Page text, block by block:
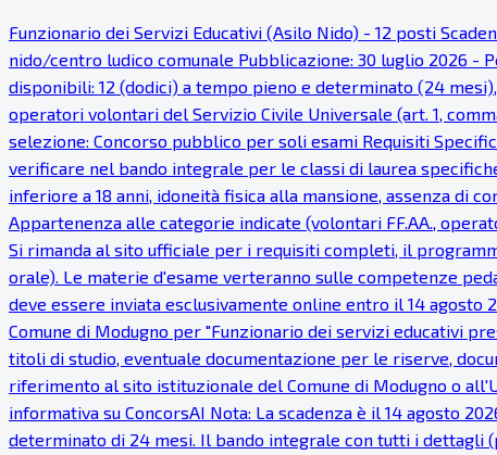
Funzionario dei Servizi Educativi (Asilo Nido) - 12 posti
nido/centro ludico comunale Pubblicazione: 30 luglio 2026 -
disponibili: 12 (dodici) a tempo pieno e determinato (24
operatori volontari del Servizio Civile Universale (art. 1,
selezione: Concorso pubblico per soli esami Requisiti
verificare nel bando integrale per le classi di laurea
inferiore a 18 anni, idoneità fisica alla mansione, assenza di
Appartenenza alle categorie indicate (volontari FF.AA.,
Si rimanda al sito ufficiale per i requisiti completi, il
orale). Le materie d'esame verteranno sulle competenze
deve essere inviata esclusivamente online entro il 14 agosto
Comune di Modugno per "Funzionario dei servizi educativi
titoli di studio, eventuale documentazione per le riserve,
riferimento al sito istituzionale del Comune di Modugno o
informativa su ConcorsAI Nota: La scadenza è il 14 agosto
determinato di 24 mesi. Il bando integrale con tutti i dettagli